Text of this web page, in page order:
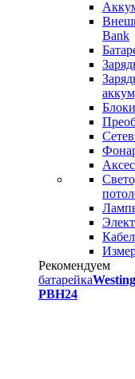
Bank
Рекомендуем
батарейка
PBH24